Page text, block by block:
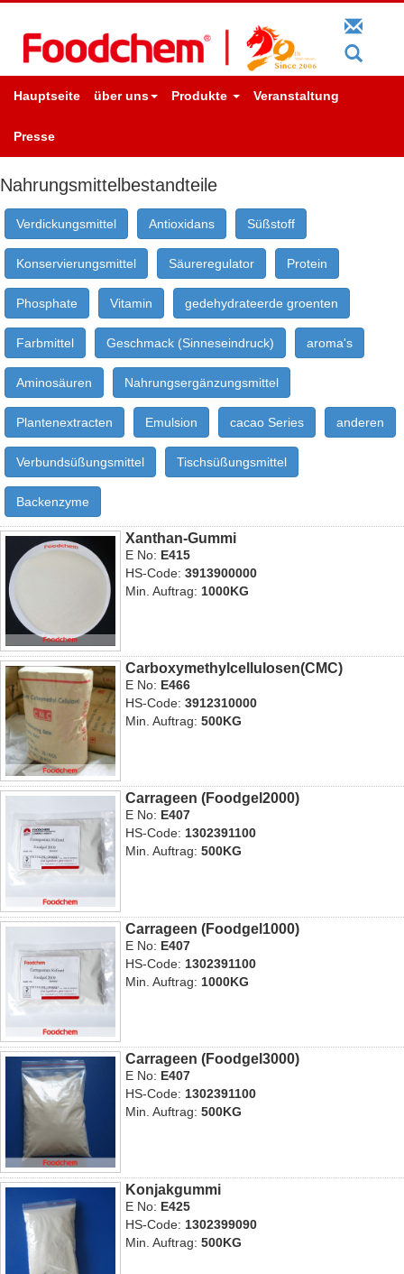
Hauptseite über uns Produkte Veranstaltung
Presse
Nahrungsmittelbestandteile
Verdickungsmittel Antioxidans Süßstoff
Konservierungsmittel Säureregulator Protein
Phosphate Vitamin gedehydrateerde groenten
Farbmittel Geschmack (Sinneseindruck) aroma's
Aminosäuren Nahrungsergänzungsmittel
Plantenextracten Emulsion cacao Series anderen
Verbundsüßungsmittel Tischsüßungsmittel
Backenzyme
Xanthan-Gummi
E No: E415
HS-Code:3913900000
Min. Auftrag: 1000KG
Carboxymethylcellulosen(CMC)
E No: E466
HS-Code:3912310000
Min. Auftrag:500KG
Carrageen (Foodgel2000)
E No: E407
HS-Code:1302391100
Min. Auftrag:500KG
Carrageen (Foodgel1000)
E No: E407
HS-Code: 1302391100
Min. Auftrag: 1000KG
Carrageen (Foodgel3000)
E No: E407
HS-Code:1302391100
Min. Auftrag:500KG
Konjakgummi
E No: E425
HS-Code: 1302399090
Min. Auftrag:500KG